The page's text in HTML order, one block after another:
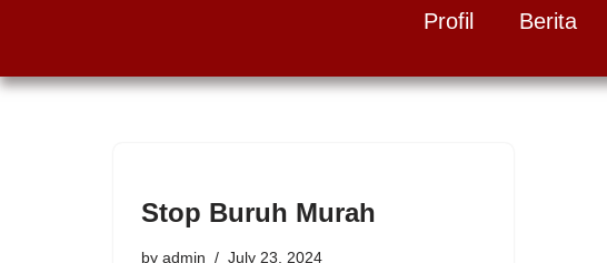
to
Profil Berita
Stop Buruh Murah
by admin July 23, 2024